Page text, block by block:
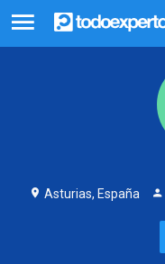
Asturias, España